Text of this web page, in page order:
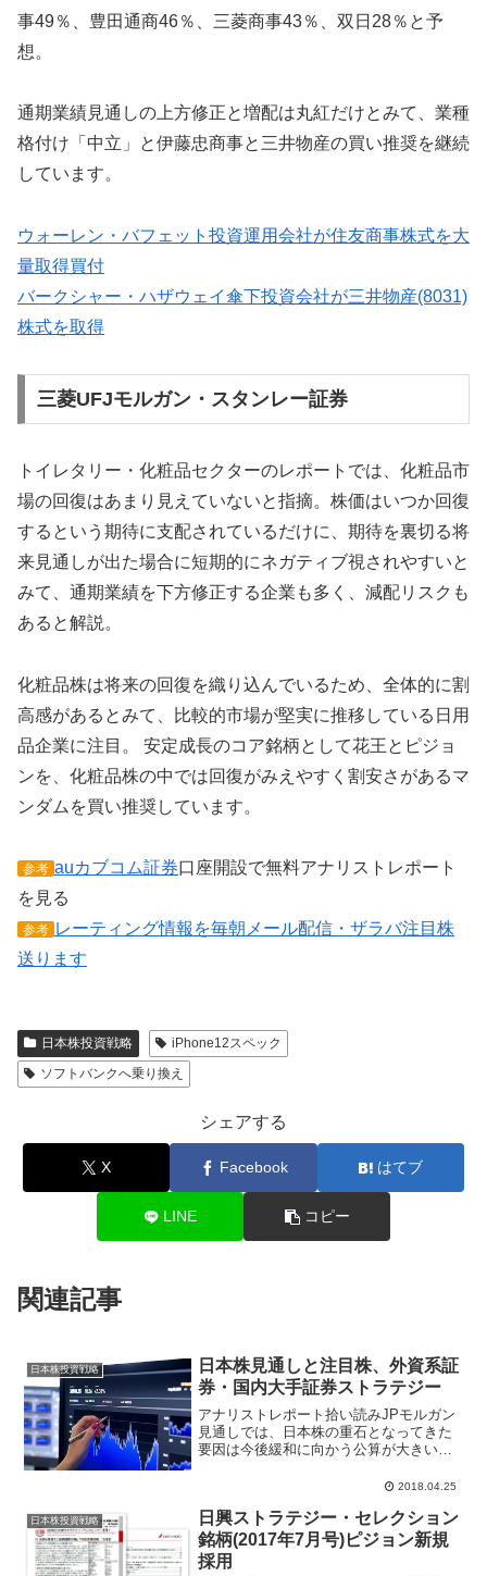
事49％、豊田通商46％、三菱商事43％、双日28％と予
想。
通期業績見通しの上方修正と増配は丸紅だけとみて、業種
格付け「中立」と伊藤忠商事と三井物産の買い推奨を継続
しています。
ウォーレン・バフェット投資運用会社が住友商事株式を大
量取得買付
バークシャー・ハザウェイ傘下投資会社が三井物産(8031)
株式を取得
三菱UFJモルガン・スタンレー証券
トイレタリー・化粧品セクターのレポートでは、化粧品市
場の回復はあまり見えていないと指摘。株価はいつか回復
するという期待に支配されているだけに、期待を裏切る将
来見通しが出た場合に短期的にネガティブ視されやすいと
みて、通期業績を下方修正する企業も多く、減配リスクも
あると解説。
化粧品株は将来の回復を織り込んでいるため、全体的に割
高感があるとみて、比較的市場が堅実に推移している日用
品企業に注目。 安定成長のコア銘柄として花王とピジョ
ンを、化粧品株の中では回復がみえやすく割安さがあるマ
ンダムを買い推奨しています。
参考 auカブコム証券口座開設で無料アナリストレポート
を見る
参考 レーティング情報を毎朝メール配信・ザラバ注目株
送ります
日本株投資戦略
iPhone12スペック
ソフトバンクへ乗り換え
シェアする
X Facebook はてブ
LINE コピー
関連記事
日本株投資戦略
日本株見通しと注目株、外資系証
券・国内大手証券ストラテジー
アナリストレポート拾い読みJPモルガン
見通しでは、日本株の重石となってきた
要因は今後緩和に向かう公算が大きいと
動を見越すのが望ましいと考え、グロー
ェンシブよりシクリカ...
2018.04.25
日本株投資戦略
日興ストラテジー・セレクション
銘柄(2017年7月号)ピジョン新規
採用